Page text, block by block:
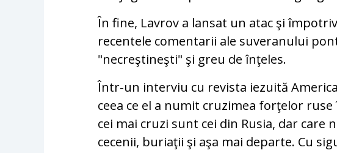
În fine, Lavrov a lansat un atac şi
recentele comentarii ale suveranului
"necreştineşti" şi greu de înţeles.
Într-un interviu cu revista iezuită
ceea ce el a numit cruzimea forţelor
cei mai cruzi sunt cei din Rusia, dar
cecenii, buriaţii şi aşa mai departe. Cu